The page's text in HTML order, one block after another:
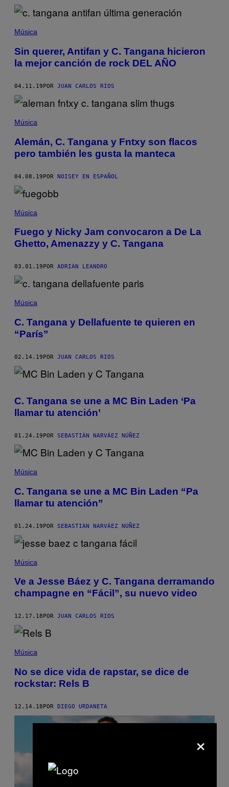
Música
Sin querer, Antifan y C. Tangana hicieron
la mejor canción de rock DEL AÑO
04.11.19POR JUAN CARLOS RIOS
Música
Alemán, C. Tangana y Fntxy son flacos
pero también les gusta la manteca
04.08.19POR NOISEY EN ESPAÑOL
Música
Fuego y Nicky Jam convocaron a De La
Ghetto, Amenazzy y C. Tangana
03.01.19 POR ADRIÁN LEANDRO
Música
C. Tangana y Dellafuente te quieren en
“París”
02.14.19POR JUAN CARLOS RIOS
C. Tangana se une a MC Bin Laden ‘Pa
llamar tu atención’
01.24.19 POR SEBASTIÁN NARVÁEZ NÚÑEZ
Música
C. Tangana se une a MC Bin Laden “Pa
llamar tu atención”
01.24.19POR SEBASTIÁN NARVÁEZ NÚÑEZ
Música
Ve a Jesse Báez y C. Tangana derramando
champagne en “Fácil”, su nuevo video
12.17.18 POR JUAN CARLOS RIOS
Música
No se dice vida de rapstar, se dice de
rockstar: Rels B
12.14.18POR DIEGO URDANETA
×